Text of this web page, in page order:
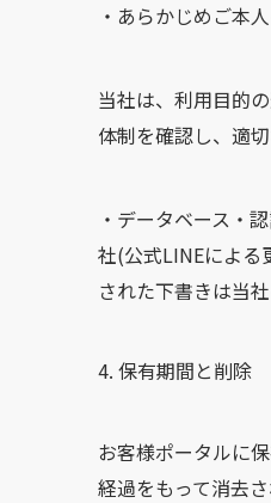
・あらかじめご本
当社は、利用目的
体制を確認し、適
・データベース・
社(公式LINEによる
された下書きは当
保有期間と削除
お客様ポータルに
経過をもって消去